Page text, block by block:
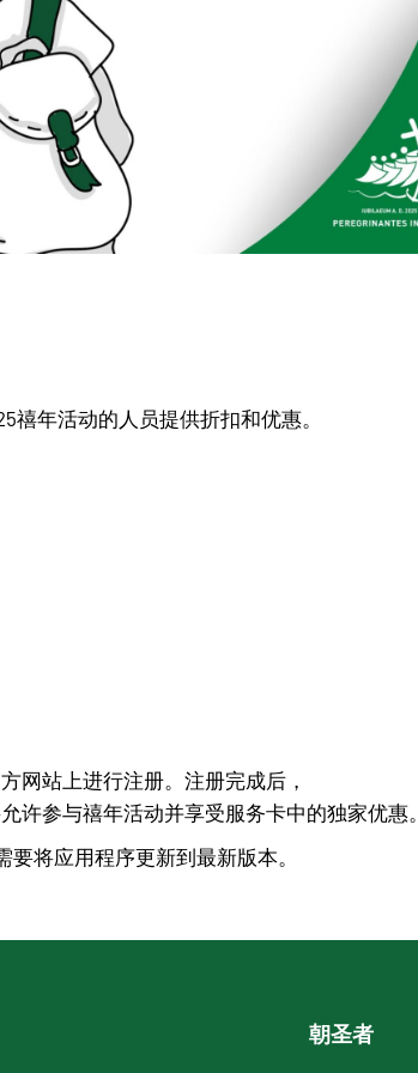
禧年活动的人员提供折扣和优惠。
网站上进行注册。注册完成后，
许参与禧年活动并享受服务卡中的独家优惠。
将应用程序更新到最新版本。
朝圣者